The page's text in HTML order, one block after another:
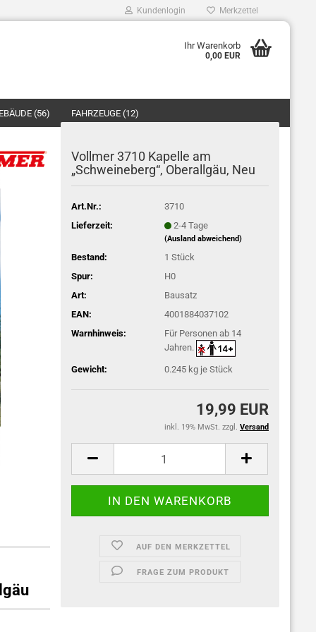
Kundenlogin
vergessen?
Merkzettel
Ihr Warenkorb
0,00 EUR
(56) FAHRZEUGE (12)
Vollmer 3710 Kapelle am
„Schweineberg“, Oberallgäu, Neu
Art.Nr.:
3710
Lieferzeit:
2-4 Tage
(Ausland abweichend)
Bestand: 1 Stück
Spur:
H0
Art:
Bausatz
EAN:
4001884037102
Warnhinweis:
Für Personen ab 14
Jahren.
Gewicht: 0.245kg je Stück
19,99 EUR
inkl. 19% MwSt. zzgl. Versand
AUF DEN MERKZETTEL
FRAGE ZUM PRODUKT